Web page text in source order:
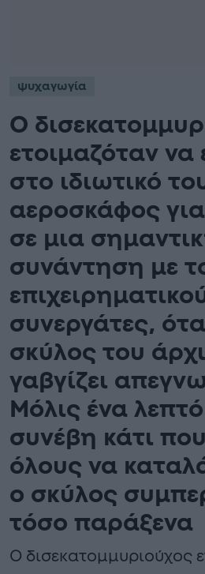
ψυχαγωγία
Ο
ετοιμαζόταν να
στο ιδιωτικό
αεροσκάφος
σε μια
συνάντηση με
συνεργάτες,
σκύλος του
γαβγίζει
Μόλις ένα
συνέβη κάτι
όλους να
ο σκύλος
τόσο παράξενα
Ο δισεκατομμυριούχος